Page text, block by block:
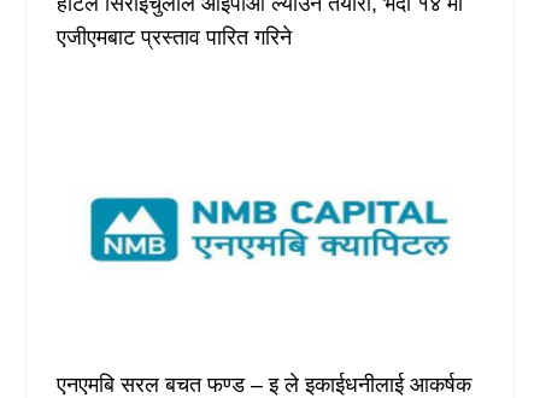
एजीएमबाट प्रस्ताव पारित गरिने
एनएमबि सरल बचत फण्ड – इ ले इकाईधनीलाई आकर्षक